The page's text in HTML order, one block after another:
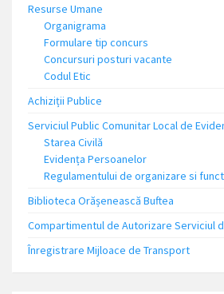
Resurse Umane
Organigrama
Formulare tip concurs
Concursuri posturi vacante
Codul Etic
Achiziții Publice
Serviciul Public Comunitar Local de
Starea Civilă
Evidența Persoanelor
Regulamentului de organizare si
Biblioteca Orășenească Buftea
Compartimentul de Autorizare Serviciul
Înregistrare Mijloace de Transport